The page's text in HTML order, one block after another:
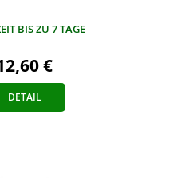
BIS ZU 7 TAGE
€
DETAIL